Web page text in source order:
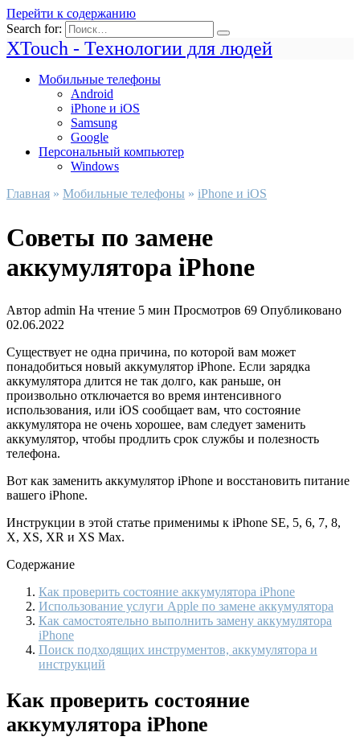
Перейти к содержанию
Search for:
XTouch - Технологии для людей
Мобильные телефоны
Android
iPhone и iOS
Samsung
Google
Персональный компьютер
Windows
Главная » Мобильные телефоны » iPhone и iOS
Советы по замене
аккумулятора iPhone
Автор admin На чтение 5 мин Просмотров 69 Опубликовано
02.06.2022
Существует не одна причина, по которой вам может
понадобиться новый аккумулятор iPhone. Если зарядка
аккумулятора длится не так долго, как раньше, он
произвольно отключается во время интенсивного
использования, или iOS сообщает вам, что состояние
аккумулятора не очень хорошее, вам следует заменить
аккумулятор, чтобы продлить срок службы и полезность
телефона.
Вот как заменить аккумулятор iPhone и восстановить питание
вашего iPhone.
Инструкции в этой статье применимы к iPhone SE, 5, 6, 7, 8,
X, XS, XR и XS Max.
Содержание
Как проверить состояние аккумулятора iPhone
Использование услуги Apple по замене аккумулятора
Как самостоятельно выполнить замену аккумулятора
iPhone
Поиск подходящих инструментов, аккумулятора и
инструкций
Как проверить состояние
аккумулятора iPhone